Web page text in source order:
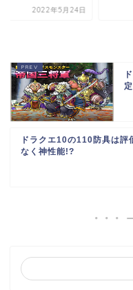
2021年4月18日
ドラクエ10の110防具は評
なく神性能!?